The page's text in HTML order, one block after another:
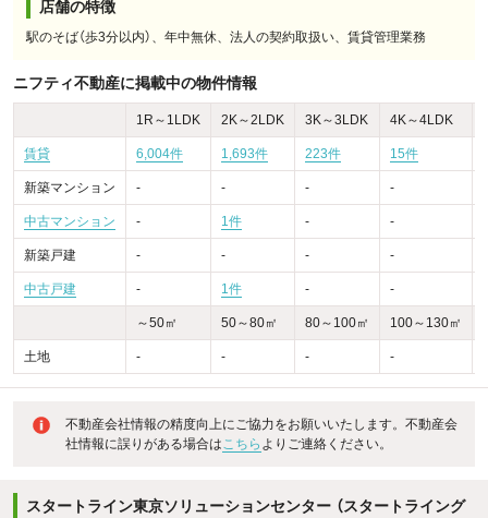
店舗の特徴
駅のそば（歩3分以内）、年中無休、法人の契約取扱い、賃貸管理業務
ニフティ不動産に掲載中の物件情報
1R～1LDK 2K～2LDK 3K～3LDK 4K～4LDK
賃貸 6,004件 1,693件 223件 15件
新築マンション - - - -
中古マンション - 1件 - -
新築戸建 - - - -
中古戸建 - 1件 - -
～50㎡ 50～80㎡ 80～100㎡ 100～130㎡
土地 - - - -
不動産会社情報の精度向上にご協力をお願いいたします。不動産会
社情報に誤りがある場合はこちら よりご連絡ください。
スタートライン東京ソリューションセンター （スタートライング